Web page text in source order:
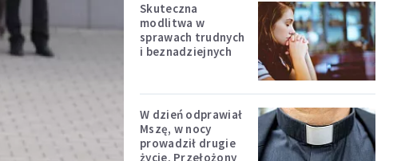
Skuteczna
modlitwa w
sprawach trudnych
i beznadziejnych
W dzień odprawiał
Mszę, w nocy
prowadził drugie
życie. Przełożony